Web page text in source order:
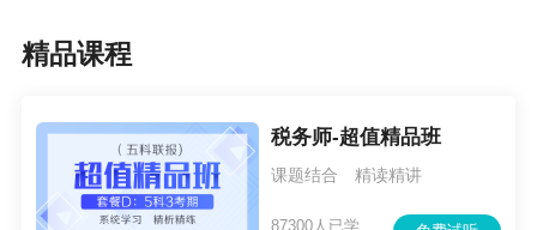
精品课程
税务师-超值精品班
课题结合 精读精讲
87300人已学